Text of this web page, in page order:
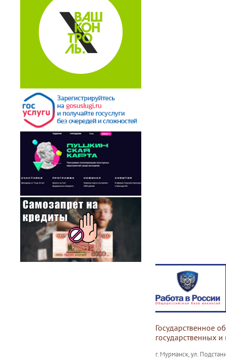
Государственное
государственных
г. Мурманск, ул.